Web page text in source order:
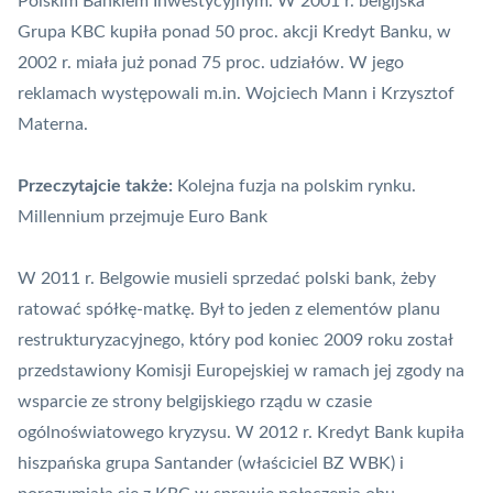
Grupa KBC kupiła ponad 50 proc. akcji Kredyt Banku, w
2002 r. miała już ponad 75 proc. udziałów. W jego
reklamach występowali m.in. Wojciech Mann i Krzysztof
Materna.
Przeczytajcie także: Kolejna fuzja na polskim rynku.
Millennium przejmuje Euro Bank
W 2011 r. Belgowie musieli sprzedać polski bank, żeby
ratować spółkę-matkę. Był to jeden z elementów planu
restrukturyzacyjnego, który pod koniec 2009 roku został
przedstawiony Komisji Europejskiej w ramach jej zgody na
wsparcie ze strony belgijskiego rządu w czasie
ogólnoświatowego kryzysu. W 2012 r. Kredyt Bank kupiła
hiszpańska grupa Santander (właściciel BZ WBK) i